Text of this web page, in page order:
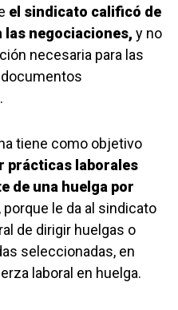
el sindicato calificó de
las negociaciones, y no
necesaria para las
tiene como objetivo
prácticas laborales
de una huelga por
, porque le da al sindicato
de dirigir huelgas o
seleccionadas, en
laboral en huelga.